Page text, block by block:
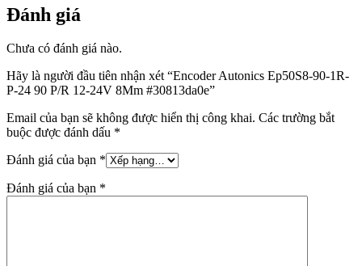
Đánh giá
Chưa có đánh giá nào.
Hãy là người đầu tiên nhận xét “Encoder Autonics Ep50S8-90-1R-
P-24 90 P/R 12-24V 8Mm #30813da0e”
Email của bạn sẽ không được hiển thị công khai. Các trường bắt
buộc được đánh dấu *
Đánh giá của bạn *
Đánh giá của bạn *